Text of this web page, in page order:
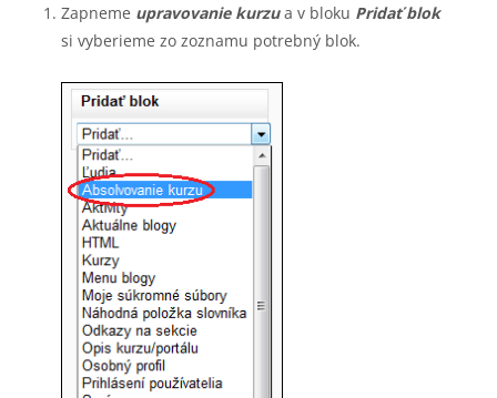
Zapneme upravovanie kurzua v bloku Pridať blok
si vyberieme zo zoznamu potrebný blok.